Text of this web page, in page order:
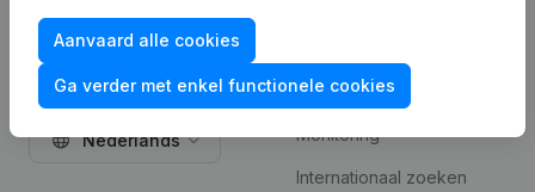
Aanvaard alle cookies
Ga verder met enkel functionele cookies
Nederlands
Bedrijfsinformatie
Monitoring
Internationaal zoeken